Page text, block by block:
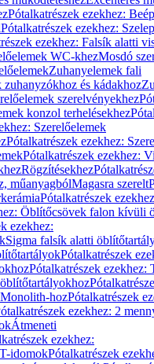
Pótalkatrészek ezekhez:
Pótalkatrészek ezekhez:
ezekhez: Falsík alatti
WC-khezMosdó
Zuhanyelemek fali
zuhanyzókhoz és kádakhoz
szerelvényekhez
konzol terhelésekhez
Szerelőelemek
Pótalkatrészek ezekhez:
Pótalkatrészek ezekhez:
Rögzítésekhez
műanyagbólMagasra szerelt
Pótalkatrészek
Öblítőcsövek falon kívüli
ezekhez:
Sigma falsík alatti
Pótalkatrészek
Pótalkatrészek
hozPótalkatrészek
ezekhez: 2
Átmeneti
ezekhez:
T-idomokPótalkatrészek